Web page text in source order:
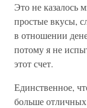
Это не казалось
простые вкусы,
в отношении
потому я не
этот счет.
Единственное,
больше